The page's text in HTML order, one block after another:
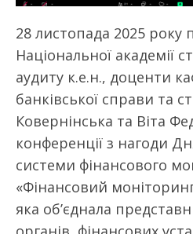
28 листопада 2025 року
Національної академії
аудиту к.е.н., доценти
банківської справи та
Ковернінська та Віта
конференції з нагоди
системи фінансового
«Фінансовий
яка об’єднала